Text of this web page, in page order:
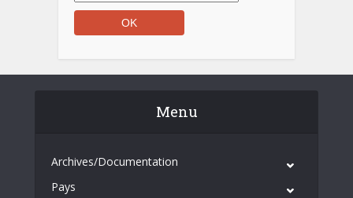
Menu
Archives/Documentation
Pays